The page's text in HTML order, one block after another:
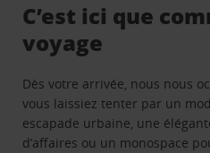
C’est ici que
voyage
Dès votre arrivée, nous nous
vous laissiez tenter par un
escapade urbaine, une
d’affaires ou un monospace